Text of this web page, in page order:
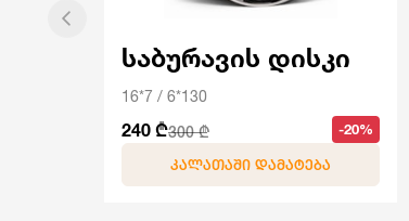
საბურავის დისკი
16*7 / 6*130
240 ₾300 ₾ -20%
ᲙᲐᲚᲐᲗᲐᲨᲘ ᲓᲐᲛᲐᲢᲔᲑᲐ